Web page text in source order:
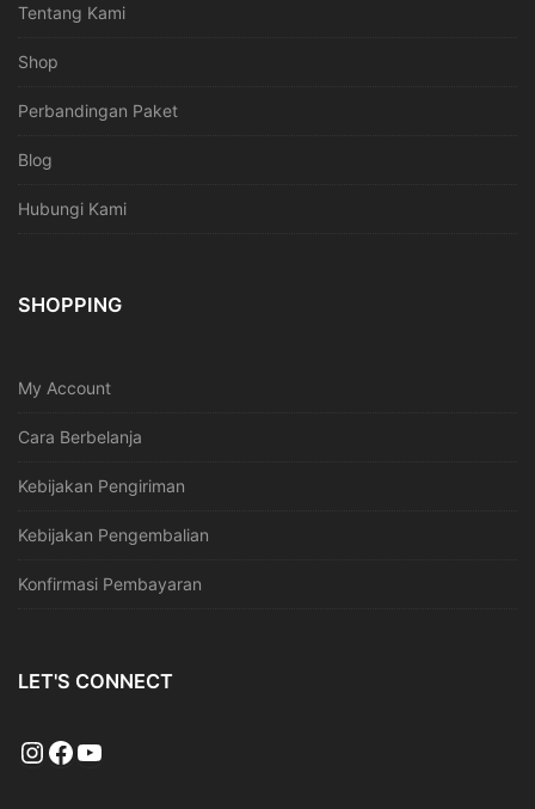
Tentang Kami
Shop
Perbandingan Paket
Blog
Hubungi Kami
SHOPPING
My Account
Cara Berbelanja
Kebijakan Pengiriman
Kebijakan Pengembalian
Konfirmasi Pembayaran
LET'S CONNECT